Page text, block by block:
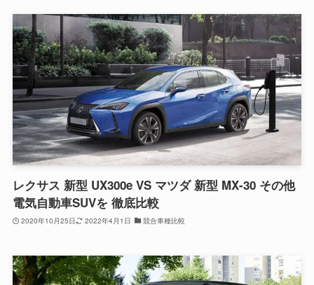
レクサス 新型 UX300e VS マツダ 新型 MX-30 その他
電気自動車SUVを 徹底比較
2020年10月25日 2022年4月1日 競合車種比較